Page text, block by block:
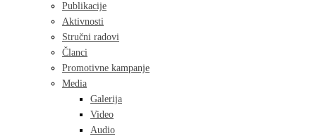
Publikacije
Aktivnosti
Stručni radovi
Članci
Promotivne kampanje
Media
Galerija
Video
Audio